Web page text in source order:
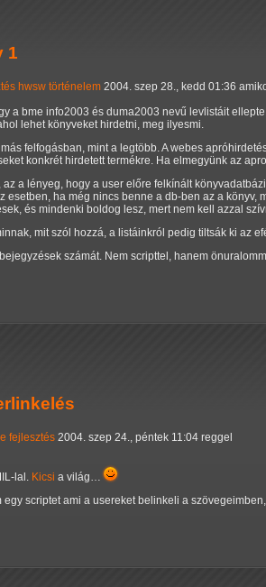
1
hwsw történelem 2004. szep 28., kedd 01:36
a bme info2003 és duma2003 nevű levlistáit
lehet könyveket hirdetni, meg ilyesmi.
felfogásban, mint a legtöbb. A webes
konkrét hirdetett termékre. Ha elmegyünk az
az a lényeg, hogy a user előre felkínált
esetben, ha még nincs benne a db-ben az a
és mindenki boldog lesz, mert nem kell azzal
mit szól hozzá, a listáinkról pedig tiltsák ki az
számát. Nem scripttel, hanem
fejlesztés 2004. szep 24., péntek 11:04 reggel
lal. Kicsi a világ…
egy scriptet ami a usereket belinkeli a